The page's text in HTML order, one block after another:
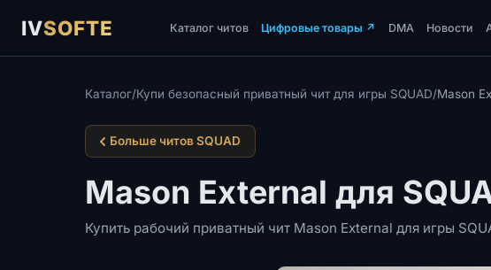
IVSOFTE Каталог читов Цифровые товары ↗ DMA Новости
Каталог/Купи безопасный приватный чит для игры SQUAD/Mason
Больше читов SQUAD
Mason External для
Купить рабочий приватный чит Mason External для игры